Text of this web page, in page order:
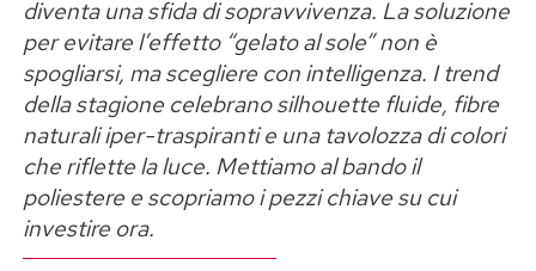
Post Views: 238
allunga visivamente il volto e dona una
maggiore definizione ai lineamenti.
Al contrario, chi possiede un viso squadrato,
segnato da una mascella prominente e da una
fronte ampia, trae massimo beneficio dalle
montature arrotondate o ovali. I modelli dalle
linee morbide e sottili ammorbidiscono i tratti
diventa una sfida di sopravvivenza. La soluzione
per evitare l’effetto “gelato al sole” non è
spogliarsi, ma scegliere con intelligenza. I trend
della stagione celebrano silhouette fluide, fibre
naturali iper-traspiranti e una tavolozza di colori
che riflette la luce. Mettiamo al bando il
poliestere e scopriamo i pezzi chiave su cui
investire ora.